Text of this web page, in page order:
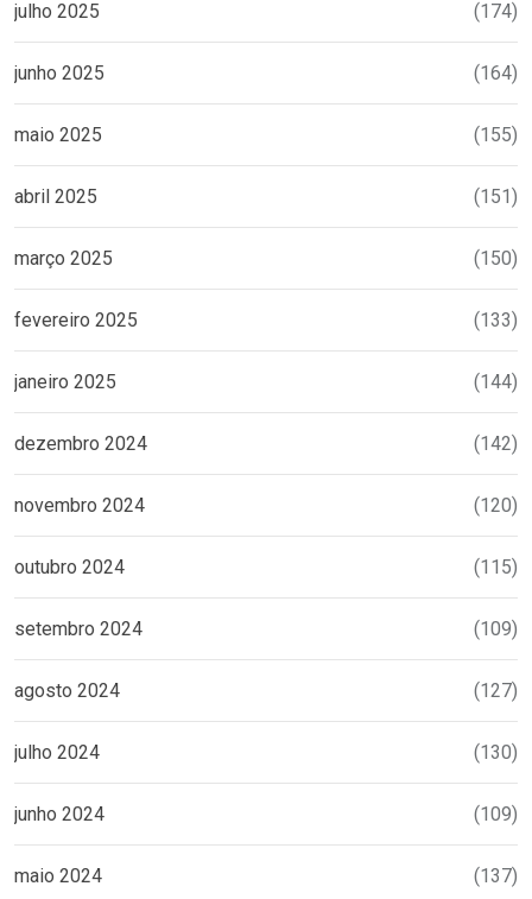
julho 2025 (174)
junho 2025 (164)
maio 2025 (155)
abril 2025 (151)
março 2025 (150)
fevereiro 2025 (133)
janeiro 2025 (144)
dezembro 2024 (142)
novembro 2024 (120)
outubro 2024 (115)
setembro 2024 (109)
agosto 2024 (127)
julho 2024 (130)
junho 2024 (109)
maio 2024 (137)